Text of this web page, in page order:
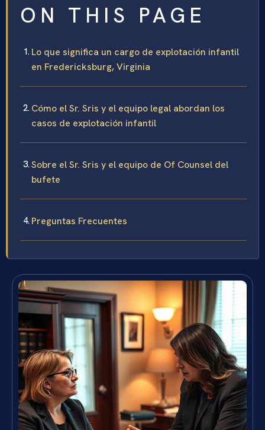
ON THIS PAGE
Lo que significa un cargo de explotación infantil
en Fredericksburg, Virginia
Cómo el Sr. Sris y el equipo legal abordan los
casos de explotación infantil
Sobre el Sr. Sris y el equipo de Of Counsel del
bufete
Preguntas Frecuentes